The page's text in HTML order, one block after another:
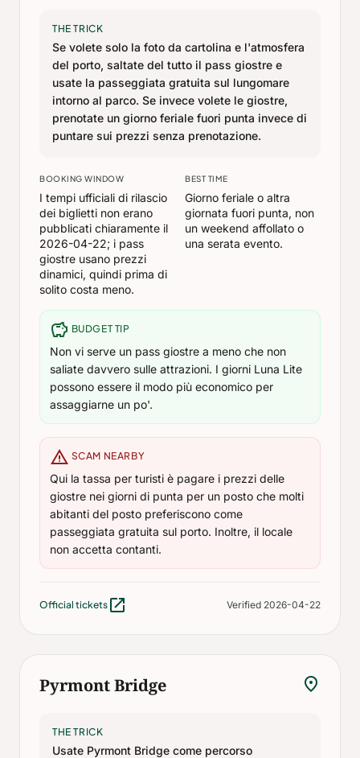
THE TRICK
Se volete solo la foto da cartolina e l'atmosfera
del porto, saltate del tutto il pass giostre e
usate la passeggiata gratuita sul lungomare
intorno al parco. Se invece volete le giostre,
prenotate un giorno feriale fuori punta invece di
puntare sui prezzi senza prenotazione.
BOOKING WINDOW
I tempi ufficiali di rilascio
dei biglietti non erano
pubblicati chiaramente il
2026-04-22; i pass
giostre usano prezzi
dinamici, quindi prima di
solito costa meno.
BEST TIME
Giorno feriale o altra
giornata fuori punta, non
un weekend affollato o
una serata evento.
savings BUDGET TIP
Non vi serve un pass giostre a meno che non
saliate davvero sulle attrazioni. I giorni Luna Lite
possono essere il modo più economico per
assaggiarne un po'.
warning SCAM NEARBY
Qui la tassa per turisti è pagare i prezzi delle
giostre nei giorni di punta per un posto che molti
abitanti del posto preferiscono come
passeggiata gratuita sul porto. Inoltre, il locale
non accetta contanti.
Official tickets open_in_new Verified 2026-04-22
Pyrmont Bridge location_on
THE TRICK
Usate Pyrmont Bridge come percorso